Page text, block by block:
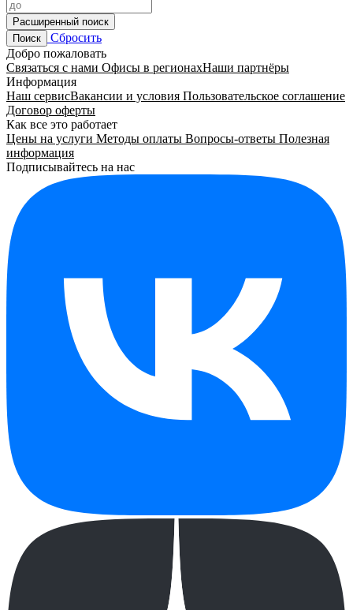
Расширенный поиск
Поиск
Сбросить
Добро пожаловать
Связаться с нами Офисы в регионахНаши партнёры
Информация
Наш сервисВакансии и условия Пользовательское соглашение
Договор оферты
Как все это работает
Цены на услуги Методы оплаты Вопросы-ответы Полезная
информация
Подписывайтесь на нас